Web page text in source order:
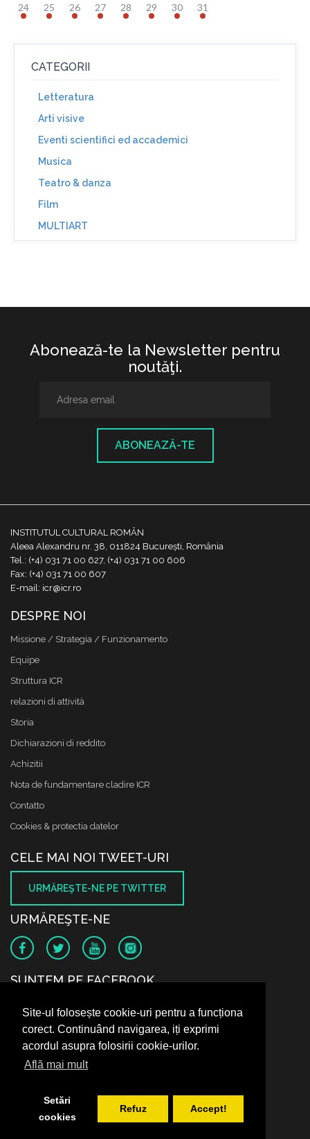
Site-ul folosește cookie-uri pentru a funcționa
corect. Continuând navigarea, iți exprimi
acordul asupra folosirii cookie-urilor.
Află mai mult
Setări
cookies
Refuz Accept!
24 25 26 27 28 29 30 31
CATEGORII
Letteratura
Arti visive
Eventi scientifici ed accademici
Musica
Teatro & danza
Film
MULTIART
Abonează-te la Newsletter pentru
noutăţi.
ABONEAZĂ-TE
INSTITUTUL CULTURAL ROMÂN
Aleea Alexandru nr. 38, 011824 București, România
Tel.: (+4) 031 71 00 627, (+4) 031 71 00 606
Fax: (+4) 031 71 00 607
E-mail: icr@icr.ro
DESPRE NOI
Missione / Strategia / Funzionamento
Equipe
Struttura ICR
relazioni di attività
Storia
Dichiarazioni di reddito
Achizitii
Nota de fundamentare cladire ICR
Contatto
Cookies & protectia datelor
CELE MAI NOI TWEET-URI
URMĂREŞTE-NE PE TWITTER
URMĂREŞTE-NE
SUNTEM PE FACEBOOK